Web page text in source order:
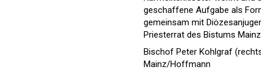
geschaffene Aufgabe als
gemeinsam mit
Priesterrat des Bistums
Bischof Peter Kohlgraf
Mainz/Hoffmann